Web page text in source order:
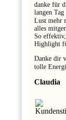
danke für
langen
Lust mehr
alles
So
Highlight
Danke dir
tolle
Claudia